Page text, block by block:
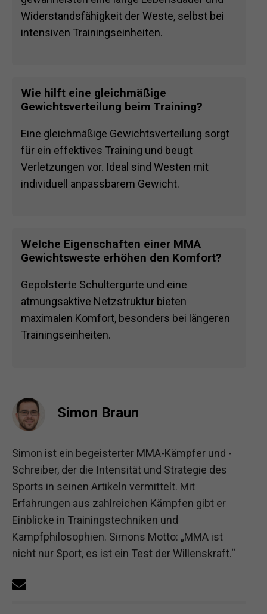
Widerstandsfähigkeit der Weste, selbst bei
intensiven Trainingseinheiten.
Wie hilft eine gleichmäßige
Gewichtsverteilung beim Training?
Eine gleichmäßige Gewichtsverteilung sorgt
für ein effektives Training und beugt
Verletzungen vor. Ideal sind Westen mit
individuell anpassbarem Gewicht.
Welche Eigenschaften einer MMA
Gewichtsweste erhöhen den Komfort?
Gepolsterte Schultergurte und eine
atmungsaktive Netzstruktur bieten
maximalen Komfort, besonders bei längeren
Trainingseinheiten.
Simon Braun
Simon ist ein begeisterter MMA-Kämpfer und -
Schreiber, der die Intensität und Strategie des
Sports in seinen Artikeln vermittelt. Mit
Erfahrungen aus zahlreichen Kämpfen gibt er
Einblicke in Trainingstechniken und
Kampfphilosophien. Simons Motto: „MMA ist
nicht nur Sport, es ist ein Test der Willenskraft.“